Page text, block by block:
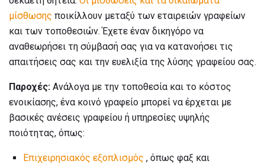
μίσθωσης ποικίλλουν μεταξύ των εταιρειών γραφείων
και των τοποθεσιών. Έχετε έναν δικηγόρο να
αναθεωρήσει τη σύμβασή σας για να κατανοήσει τις
απαιτήσεις σας και την ευελιξία της λύσης γραφείου σας.
Παροχές: Ανάλογα με την τοποθεσία και το κόστος
ενοικίασης, ένα κοινό γραφείο μπορεί να έρχεται με
βασικές ανέσεις γραφείου ή υπηρεσίες υψηλής
ποιότητας, όπως:
Επιχειρησιακός εξοπλισμός , όπως φαξ και